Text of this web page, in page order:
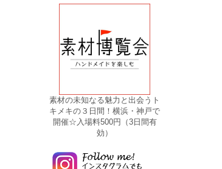
素材の未知なる魅力と出会うト
キメキの３日間！横浜・神戸で
開催☆入場料500円（3日間有
効）